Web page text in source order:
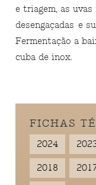
e triagem, as uvas
desengaçadas e
Fermentação a
cuba de inox.
FICHAS
2024
2018